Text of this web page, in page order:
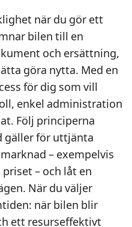
när du gör ett
bilen till en
och ersättning,
göra nytta. Med en
för dig som vill
enkel administration
Följ principerna
gäller för uttjänta
– exempelvis
– och låt en
När du väljer
när bilen blir
ett resurseffektivt